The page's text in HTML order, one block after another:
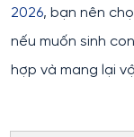
2026, bạn nên
nếu muốn sinh
hợp và mang lại